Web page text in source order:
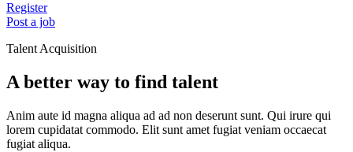
Register
Post a job
Talent Acquisition
A better way to find talent
Anim aute id magna aliqua ad ad non deserunt sunt. Qui irure qui
lorem cupidatat commodo. Elit sunt amet fugiat veniam occaecat
fugiat aliqua.